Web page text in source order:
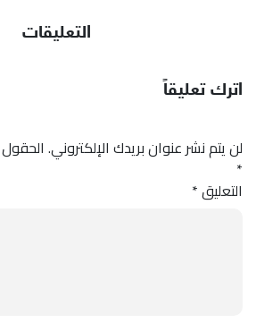
التعليقات
اترك تعليقاً
لن يتم نشر عنوان بريدك الإلكتروني. الحقول
*
التعليق*